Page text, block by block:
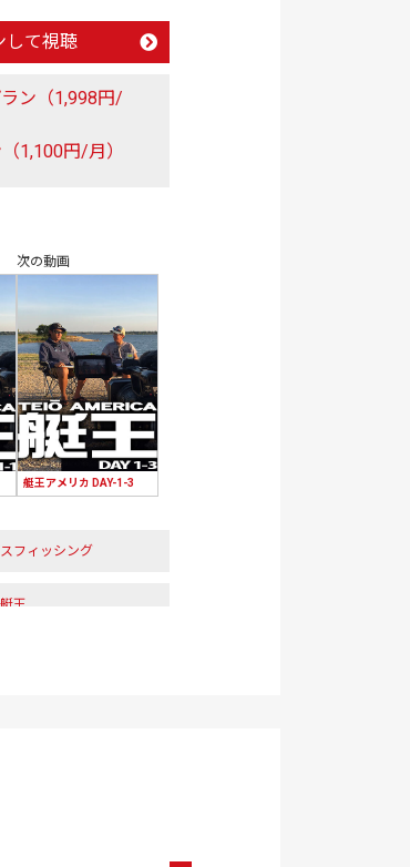
して視聴
ン（1,998円/
1,100円/月）
次の動画
艇王アメリカ DAY-1-3
フィッシング
艇王